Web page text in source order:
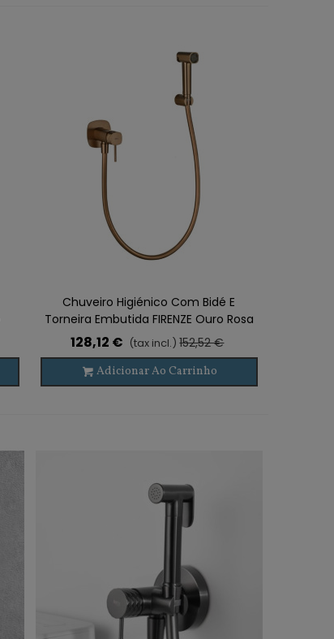
Chuveiro Higiénico Com Bidé E
Torneira Embutida FIRENZE Ouro Rosa
128,12 € (tax incl.) 152,52 €
Adicionar Ao Carrinho